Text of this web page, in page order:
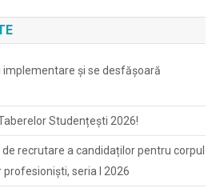
implementare și se desfășoară
Studențești 2026!
recrutare a candidaților pentru corpul
seria I 2026